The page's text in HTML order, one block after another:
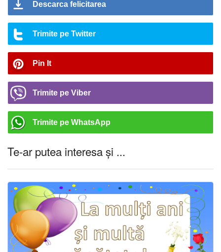
Descarca felicitarea
Trimite pe Twitter
Pin It
Trimite pe Viber
Trimite pe WhatsApp
Te-ar putea interesa și ...